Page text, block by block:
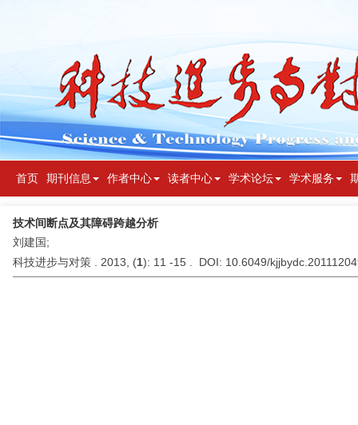
首页 期刊信息 作者中心 读者中心 学术论坛 学术服务
技术间断点及其障碍跨越分析
刘建国;
科技进步与对策 . 2013, (1): 11 -15 . DOI: 10.6049/